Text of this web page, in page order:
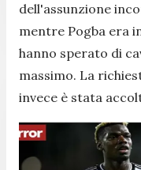
dell'assunzione
mentre Pogba era
hanno sperato di
massimo. La
invece è stata